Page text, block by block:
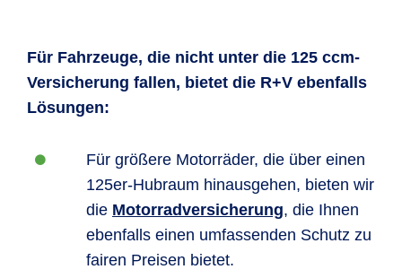
Für Fahrzeuge, die nicht unter die 125 ccm-
Versicherung fallen, bietet die R+V ebenfalls
Lösungen:
Für größere Motorräder, die über einen
125er-Hubraum hinausgehen, bieten wir
die Motorradversicherung, die Ihnen
ebenfalls einen umfassenden Schutz zu
fairen Preisen bietet.